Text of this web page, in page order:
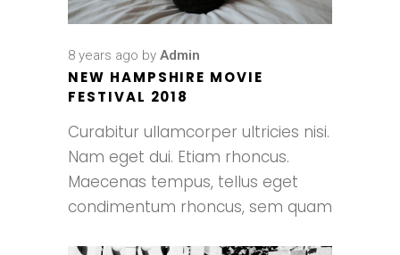
8 years ago by Admin
NEW HAMPSHIRE MOVIE
FESTIVAL 2018
Curabitur ullamcorper ultricies nisi.
Nam eget dui. Etiam rhoncus.
Maecenas tempus, tellus eget
condimentum rhoncus, sem quam